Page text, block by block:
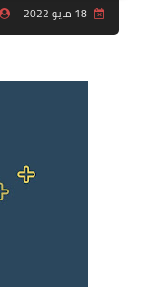
18 مايو 2022